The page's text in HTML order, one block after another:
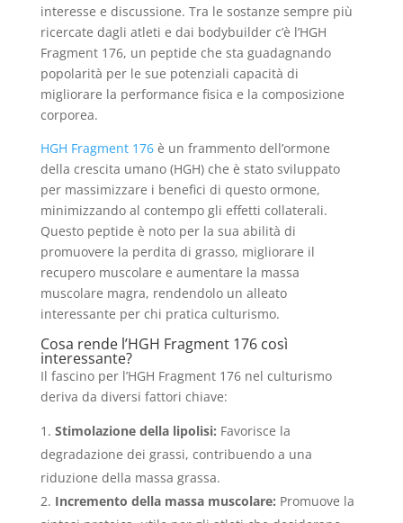
interesse e discussione. Tra le sostanze sempre più
ricercate dagli atleti e dai bodybuilder c’è l’HGH
Fragment 176, un peptide che sta guadagnando
popolarità per le sue potenziali capacità di
migliorare la performance fisica e la composizione
corporea.
HGH Fragment 176è un frammento dell’ormone
della crescita umano (HGH) che è stato sviluppato
per massimizzare i benefici di questo ormone,
minimizzando al contempo gli effetti collaterali.
Questo peptide è noto per la sua abilità di
promuovere la perdita di grasso, migliorare il
recupero muscolare e aumentare la massa
muscolare magra, rendendolo un alleato
interessante per chi pratica culturismo.
Cosa rende l’HGH Fragment 176 così
interessante?
Il fascino per l’HGH Fragment 176 nel culturismo
deriva da diversi fattori chiave:
Stimolazione della lipolisi: Favorisce la
degradazione dei grassi, contribuendo a una
riduzione della massa grassa.
Incremento della massa muscolare: Promuove la